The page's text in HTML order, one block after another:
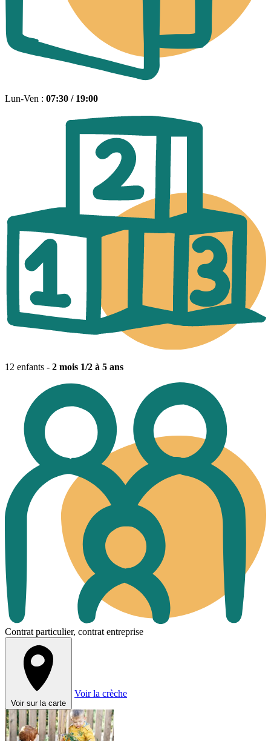
Lun-Ven : 07:30 / 19:00
12 enfants - 2 mois 1/2 à 5 ans
Contrat particulier, contrat entreprise
Voir sur la carte
Voir la crèche